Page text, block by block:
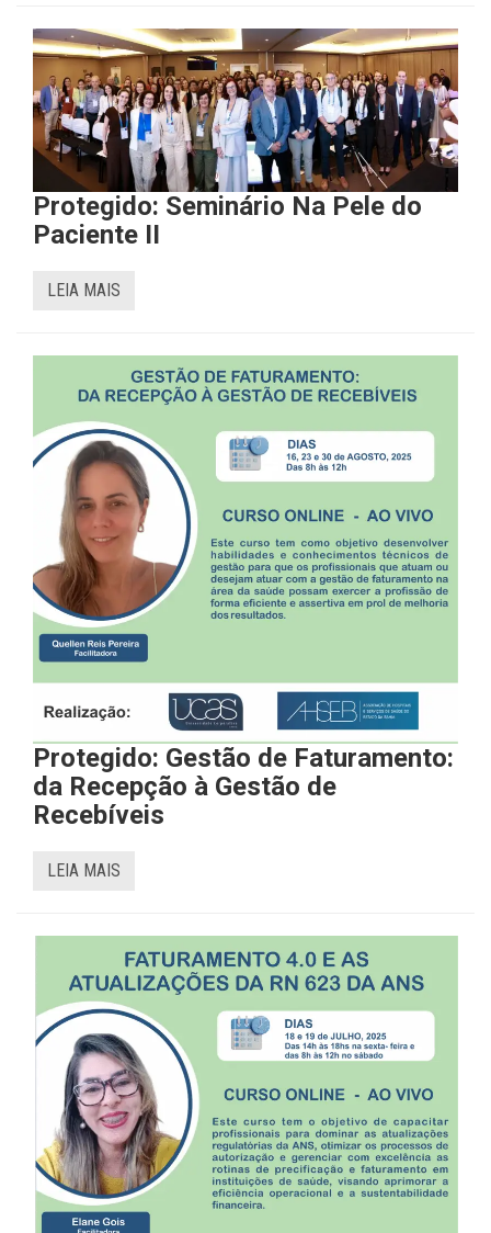
Protegido: Seminário Na Pele do
Paciente II
LEIA MAIS
Protegido: Gestão de Faturamento:
da Recepção à Gestão de
Recebíveis
LEIA MAIS